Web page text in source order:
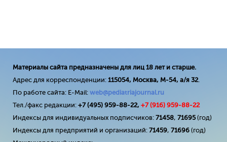
Материалы сайта предназначены для лиц 18 лет и старше.
Адрес для корреспонденции: 115054, Москва, М-54, а/я 32.
По работе сайта: E-Mail: web@pediatriajournal.ru
Тел./факс редакции: +7 (495) 959-88-22, +7 (916) 959-88-22
Индексы для индивидуальных подписчиков: 71458, 71695(год)
Индексы для предприятий и организаций: 71459, 71696 (год)